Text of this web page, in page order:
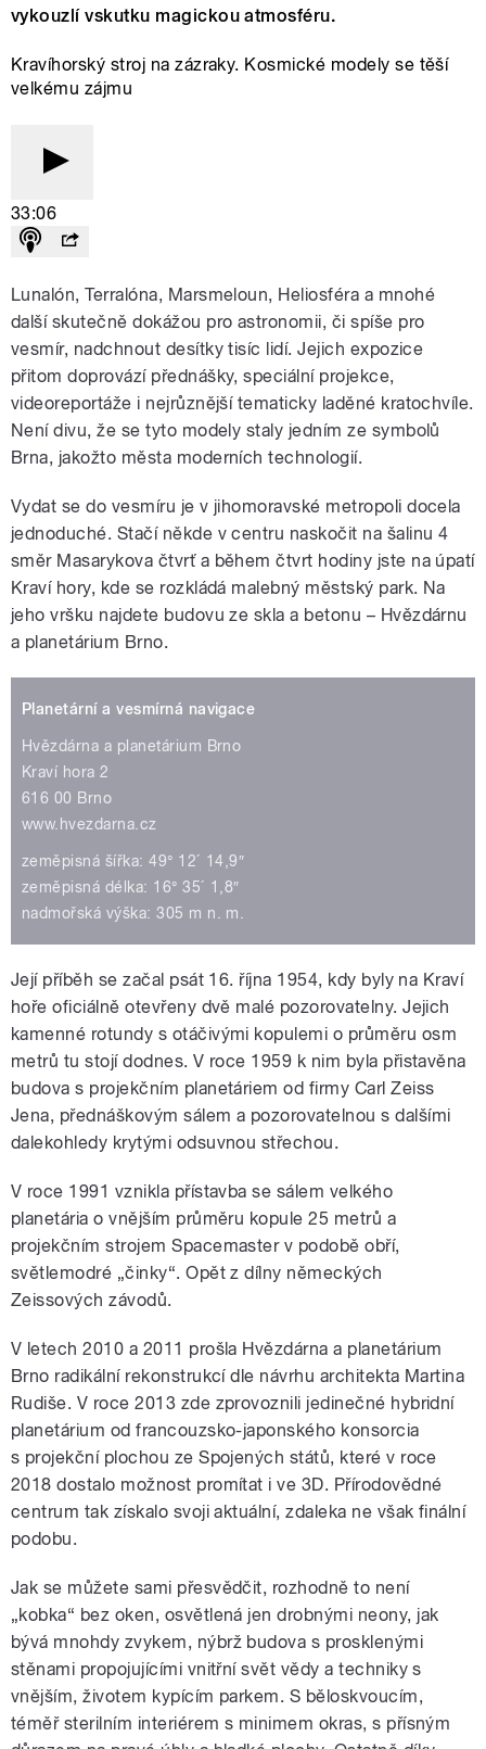
vykouzlí vskutku magickou atmosféru.
Kravíhorský stroj na zázraky. Kosmické modely se těší
velkému zájmu
33:06
Lunalón, Terralóna, Marsmeloun, Heliosféra a mnohé
další skutečně dokážou pro astronomii, či spíše pro
vesmír, nadchnout desítky tisíc lidí. Jejich expozice
přitom doprovází přednášky, speciální projekce,
videoreportáže i nejrůznější tematicky laděné kratochvíle.
Není divu, že se tyto modely staly jedním ze symbolů
Brna, jakožto města moderních technologií.
Vydat se do vesmíru je v jihomoravské metropoli docela
jednoduché. Stačí někde v centru naskočit na šalinu 4
směr Masarykova čtvrť a během čtvrt hodiny jste na úpatí
Kraví hory, kde se rozkládá malebný městský park. Na
jeho vršku najdete budovu ze skla a betonu – Hvězdárnu
a planetárium Brno.
Planetární a vesmírná navigace
Hvězdárna a planetárium Brno
Kraví hora 2
616 00 Brno
www.hvezdarna.cz
zeměpisná šířka: 49° 12´ 14,9″
zeměpisná délka: 16° 35´ 1,8″
nadmořská výška: 305 m n. m.
Její příběh se začal psát 16. října 1954, kdy byly na Kraví
hoře oficiálně otevřeny dvě malé pozorovatelny. Jejich
kamenné rotundy s otáčivými kopulemi o průměru osm
metrů tu stojí dodnes. V roce 1959 k nim byla přistavěna
budova s projekčním planetáriem od firmy Carl Zeiss
Jena, přednáškovým sálem a pozorovatelnou s dalšími
dalekohledy krytými odsuvnou střechou.
V roce 1991 vznikla přístavba se sálem velkého
planetária o vnějším průměru kopule 25 metrů a
projekčním strojem Spacemaster v podobě obří,
světlemodré „činky“. Opět z dílny německých
Zeissových závodů.
V letech 2010 a 2011 prošla Hvězdárna a planetárium
Brno radikální rekonstrukcí dle návrhu architekta Martina
Rudiše. V roce 2013 zde zprovoznili jedinečné hybridní
planetárium od francouzsko-japonského konsorcia
s projekční plochou ze Spojených států, které v roce
2018 dostalo možnost promítat i ve 3D. Přírodovědné
centrum tak získalo svoji aktuální, zdaleka ne však finální
podobu.
Jak se můžete sami přesvědčit, rozhodně to není
„kobka“ bez oken, osvětlená jen drobnými neony, jak
bývá mnohdy zvykem, nýbrž budova s prosklenými
stěnami propojujícími vnitřní svět vědy a techniky s
vnějším, životem kypícím parkem. S běloskvoucím,
téměř sterilním interiérem s minimem okras, s přísným